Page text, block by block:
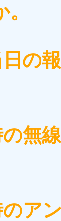
の
無
ア